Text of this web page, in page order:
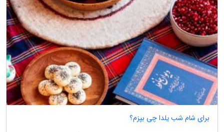
برای شام شب یلدا چی بپزم؟